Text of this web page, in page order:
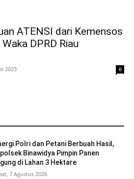
ATENSI dari Kemensos
DPRD Riau
2023 0
Polri dan Petani Berbuah Hasil,
Binawidya Pimpin Panen
di Lahan 3 Hektare
7 Agustus 2026